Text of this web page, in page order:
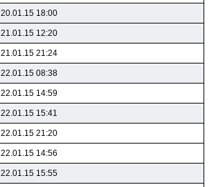
20.01.15 18:00
21.01.15 12:20
21.01.15 21:24
22.01.15 08:38
22.01.15 14:59
22.01.15 15:41
22.01.15 21:20
22.01.15 14:56
22.01.15 15:55